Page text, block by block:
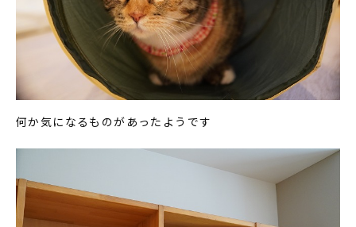
何か気になるものがあったようです